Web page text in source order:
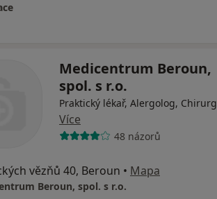
Medicentrum Beroun,
spol. s r.o.
Praktický lékař, Alergolog, Chirurg
Více
48 názorů
vězňů 40, Beroun • Mapa
Beroun, spol. s r.o.